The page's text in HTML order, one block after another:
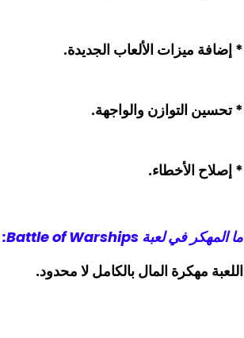
* إضافة ميزات الألعاب الجديدة.
* تحسين التوازن والواجهة.
* إصلاح الأخطاء.
ما المهكر في لعبة Battle of Warships:
اللعبة مهكرة المال بالكامل لا محدود.